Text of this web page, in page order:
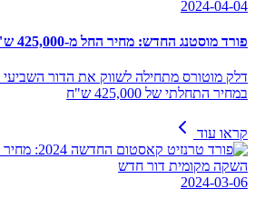
2024-04-04
פורד מוסטנג החדש: מחיר החל מ-425,000 ש"ח
דלק מוטורס מתחילה לשווק את הדור השביעי
במחיר התחלתי של 425,000 ש"ח
קראו עוד
השקה מקומית דור חדש
2024-03-06